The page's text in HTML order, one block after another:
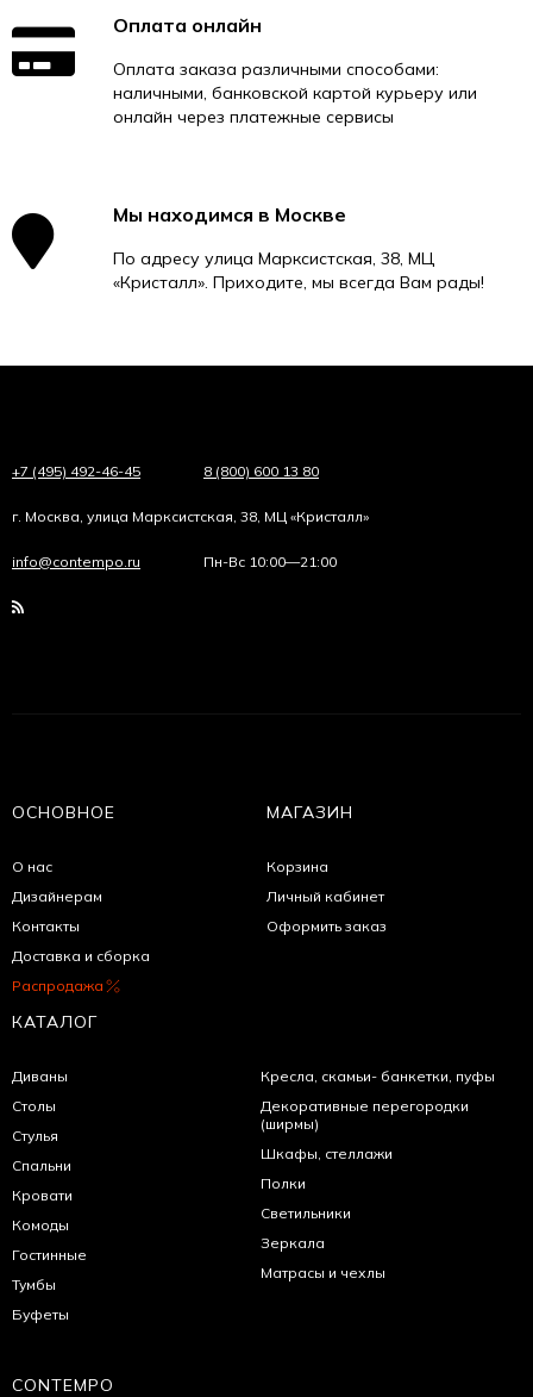
Оплата онлайн
Оплата заказа различными способами:
наличными, банковской картой курьеру или
онлайн через платежные сервисы
Мы находимся в Москве
По адресу улица Марксистская, 38, МЦ
«Кристалл». Приходите, мы всегда Вам рады!
+7 (495) 492-46-45 8 (800) 600 13 80
г. Москва, улица Марксистская, 38, МЦ «Кристалл»
info@contempo.ru Пн-Вс 10:00—21:00
ОСНОВНОЕ
О нас
Дизайнерам
Контакты
Доставка и сборка
Распродажа
МАГАЗИН
Корзина
Личный кабинет
Оформить заказ
КАТАЛОГ
Диваны
Столы
Стулья
Спальни
Кровати
Комоды
Гостинные
Тумбы
Буфеты
Кресла, скамьи- банкетки, пуфы
Декоративные перегородки
(ширмы)
Шкафы, стеллажи
Полки
Светильники
Зеркала
Матрасы и чехлы
CONTEMPO